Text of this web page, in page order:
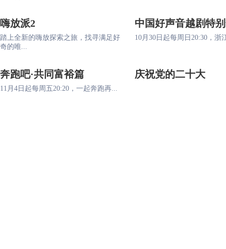
嗨放派2
踏上全新的嗨放探索之旅，找寻满足好
奇的唯...
中国好声音越剧特
10月30日起每周日20:30，浙
奔跑吧·共同富裕篇
11月4日起每周五20:20，一起奔跑再...
庆祝党的二十大